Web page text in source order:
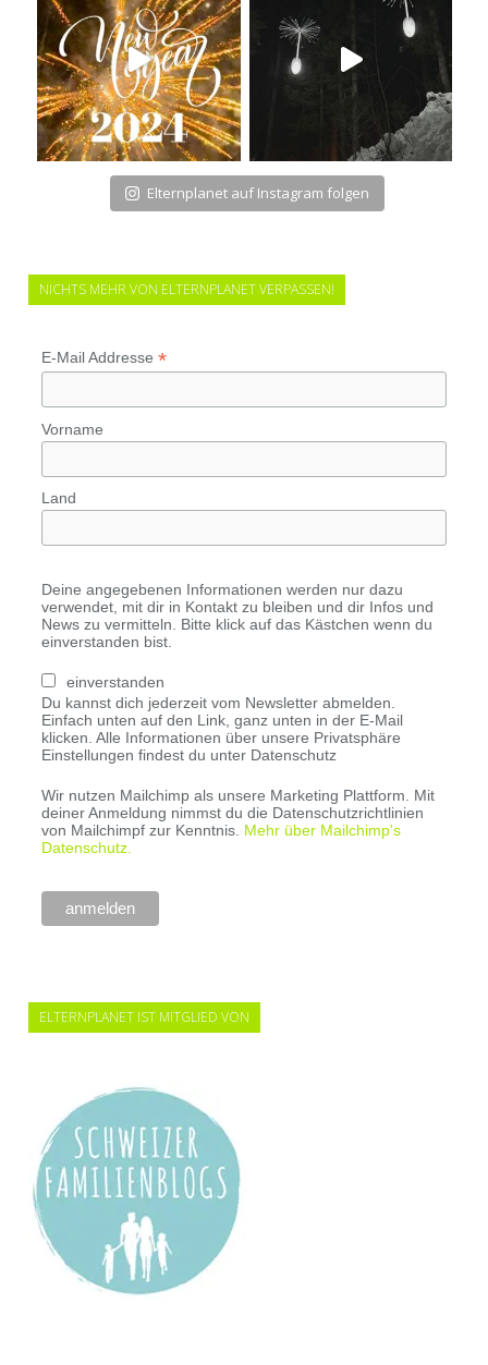
Elternplanet auf Instagram folgen
NICHTS MEHR VON ELTERNPLANET VERPASSEN!
E-Mail Addresse *
Vorname
Land
Deine angegebenen Informationen werden nur dazu
verwendet, mit dir in Kontakt zu bleiben und dir Infos und
News zu vermitteln. Bitte klick auf das Kästchen wenn du
einverstanden bist.
einverstanden
Du kannst dich jederzeit vom Newsletter abmelden.
Einfach unten auf den Link, ganz unten in der E-Mail
klicken. Alle Informationen über unsere Privatsphäre
Einstellungen findest du unter Datenschutz
Wir nutzen Mailchimp als unsere Marketing Plattform. Mit
deiner Anmeldung nimmst du die Datenschutzrichtlinien
von Mailchimpf zur Kenntnis. Mehr über Mailchimp's
Datenschutz.
ELTERNPLANET IST MITGLIED VON